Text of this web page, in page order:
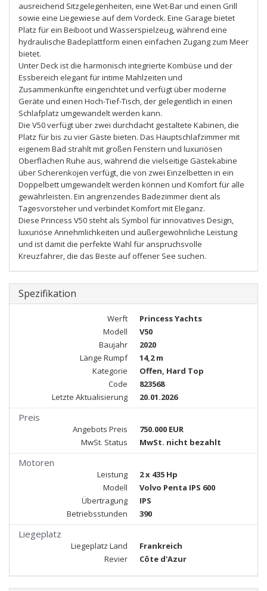
ausreichend Sitzgelegenheiten, eine Wet-Bar und einen Grill
sowie eine Liegewiese auf dem Vordeck. Eine Garage bietet
Platz für ein Beiboot und Wasserspielzeug, während eine
hydraulische Badeplattform einen einfachen Zugang zum Meer
bietet.
Unter Deck ist die harmonisch integrierte Kombüse und der
Essbereich elegant für intime Mahlzeiten und
Zusammenkünfte eingerichtet und verfügt über moderne
Geräte und einen Hoch-Tief-Tisch, der gelegentlich in einen
Schlafplatz umgewandelt werden kann.
Die V50 verfügt über zwei durchdacht gestaltete Kabinen, die
Platz für bis zu vier Gäste bieten. Das Hauptschlafzimmer mit
eigenem Bad strahlt mit großen Fenstern und luxuriösen
Oberflächen Ruhe aus, während die vielseitige Gästekabine
über Scherenkojen verfügt, die von zwei Einzelbetten in ein
Doppelbett umgewandelt werden können und Komfort für alle
gewährleisten. Ein angrenzendes Badezimmer dient als
Tagesvorsteher und verbindet Komfort mit Eleganz.
Diese Princess V50 steht als Symbol für innovatives Design,
luxuriöse Annehmlichkeiten und außergewöhnliche Leistung
und ist damit die perfekte Wahl für anspruchsvolle
Kreuzfahrer, die das Beste auf offener See suchen.
Spezifikation
Werft
Princess Yachts
Modell
V50
Baujahr
2020
Länge Rumpf
14,2 m
Kategorie
Offen, Hard Top
Code
823568
Letzte Aktualisierung
20.01.2026
Preis
Angebots Preis
750.000 EUR
MwSt. Status
MwSt. nicht bezahlt
Motoren
Leistung
2 x 435 Hp
Modell
Volvo Penta IPS 600
Übertragung
IPS
Betriebsstunden
390
Liegeplatz
Liegeplatz Land
Frankreich
Revier
Côte d'Azur